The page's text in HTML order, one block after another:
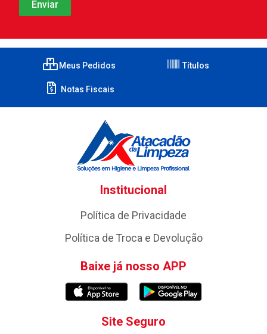
Meus Pedidos Títulos
Notas Fiscais
Institucional
Política de Privacidade
Política de Troca e Devolução
Baixe já nosso APP
Site Seguro